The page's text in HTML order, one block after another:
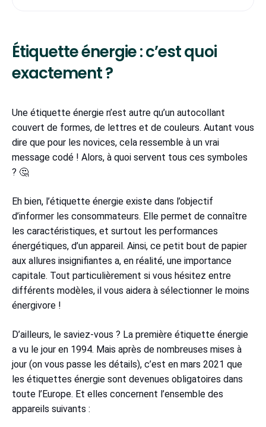
Étiquette énergie : c’est quoi
exactement ?
Une étiquette énergie n’est autre qu’un autocollant
couvert de formes, de lettres et de couleurs. Autant vous
dire que pour les novices, cela ressemble à un vrai
message codé ! Alors, à quoi servent tous ces symboles
? 🤔
Eh bien, l’étiquette énergie existe dans l’objectif
d’informer les consommateurs. Elle permet de connaître
les caractéristiques, et surtout les performances
énergétiques, d’un appareil. Ainsi, ce petit bout de papier
aux allures insignifiantes a, en réalité, une importance
capitale. Tout particulièrement si vous hésitez entre
différents modèles, il vous aidera à sélectionner le moins
énergivore !
D’ailleurs, le saviez-vous ? La première étiquette énergie
a vu le jour en 1994. Mais après de nombreuses mises à
jour (on vous passe les détails), c’est en mars 2021 que
les étiquettes énergie sont devenues obligatoires dans
toute l’Europe. Et elles concernent l’ensemble des
appareils suivants :